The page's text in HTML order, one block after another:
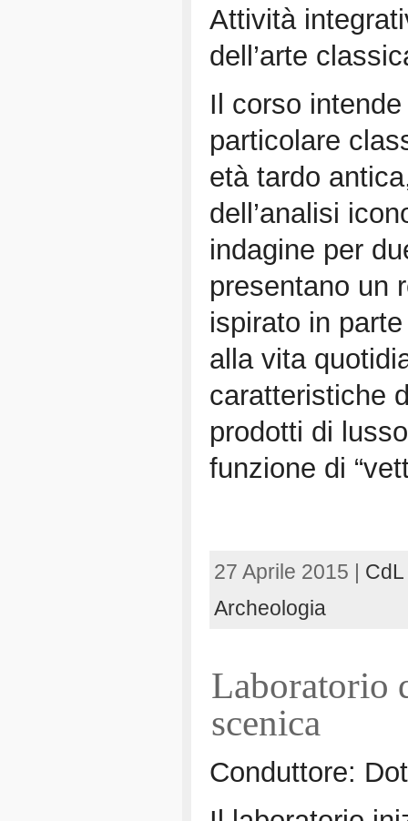
Attività
dell’arte
Il corso
particolare
età tardo
dell’analisi
indagine per
presentano un
ispirato in
alla vita
caratteristiche
prodotti di
funzione di
27 Aprile 2015 |
Archeologia
Laboratorio
scenica
Conduttore: